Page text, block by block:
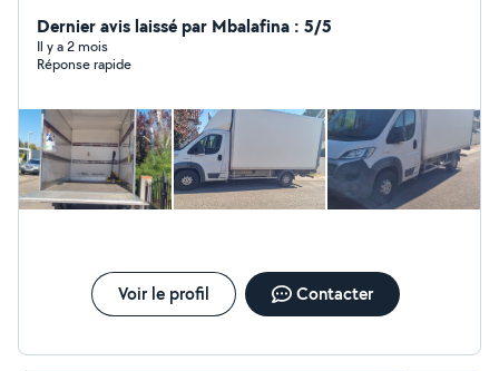
Dernier avis laissé par Mbalafina : 5/5
Il y a 2 mois
Réponse rapide
Voir le profil Contacter